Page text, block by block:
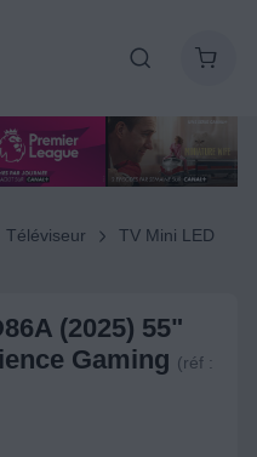
Téléviseur
TV Mini LED
(2025) 55"
Gaming (réf :